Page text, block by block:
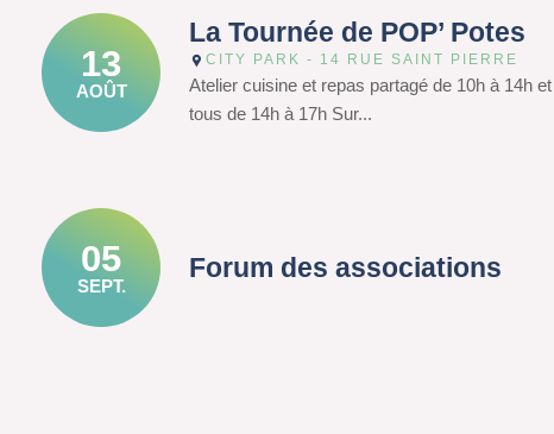
13
AOÛT
La Tournée de POP’ Potes
CITY PARK - 14 RUE SAINT PIERRE
Atelier cuisine et repas partagé de 10h à 14h
tous de 14h à 17h Sur...
05
SEPT.
Forum des associations